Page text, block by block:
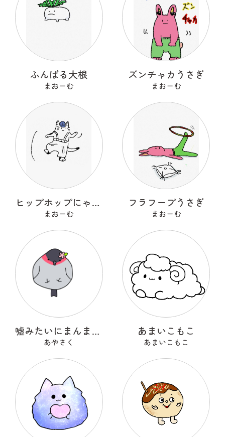
ふんばる大根
まおーむ
ズンチャカうさぎ
まおーむ
ヒップホップにゃんこ
まおーむ
フラフープうさぎ
まおーむ
嘘みたいにまんまるなウソ
あやさく
あまいこもこ
あまいこもこ